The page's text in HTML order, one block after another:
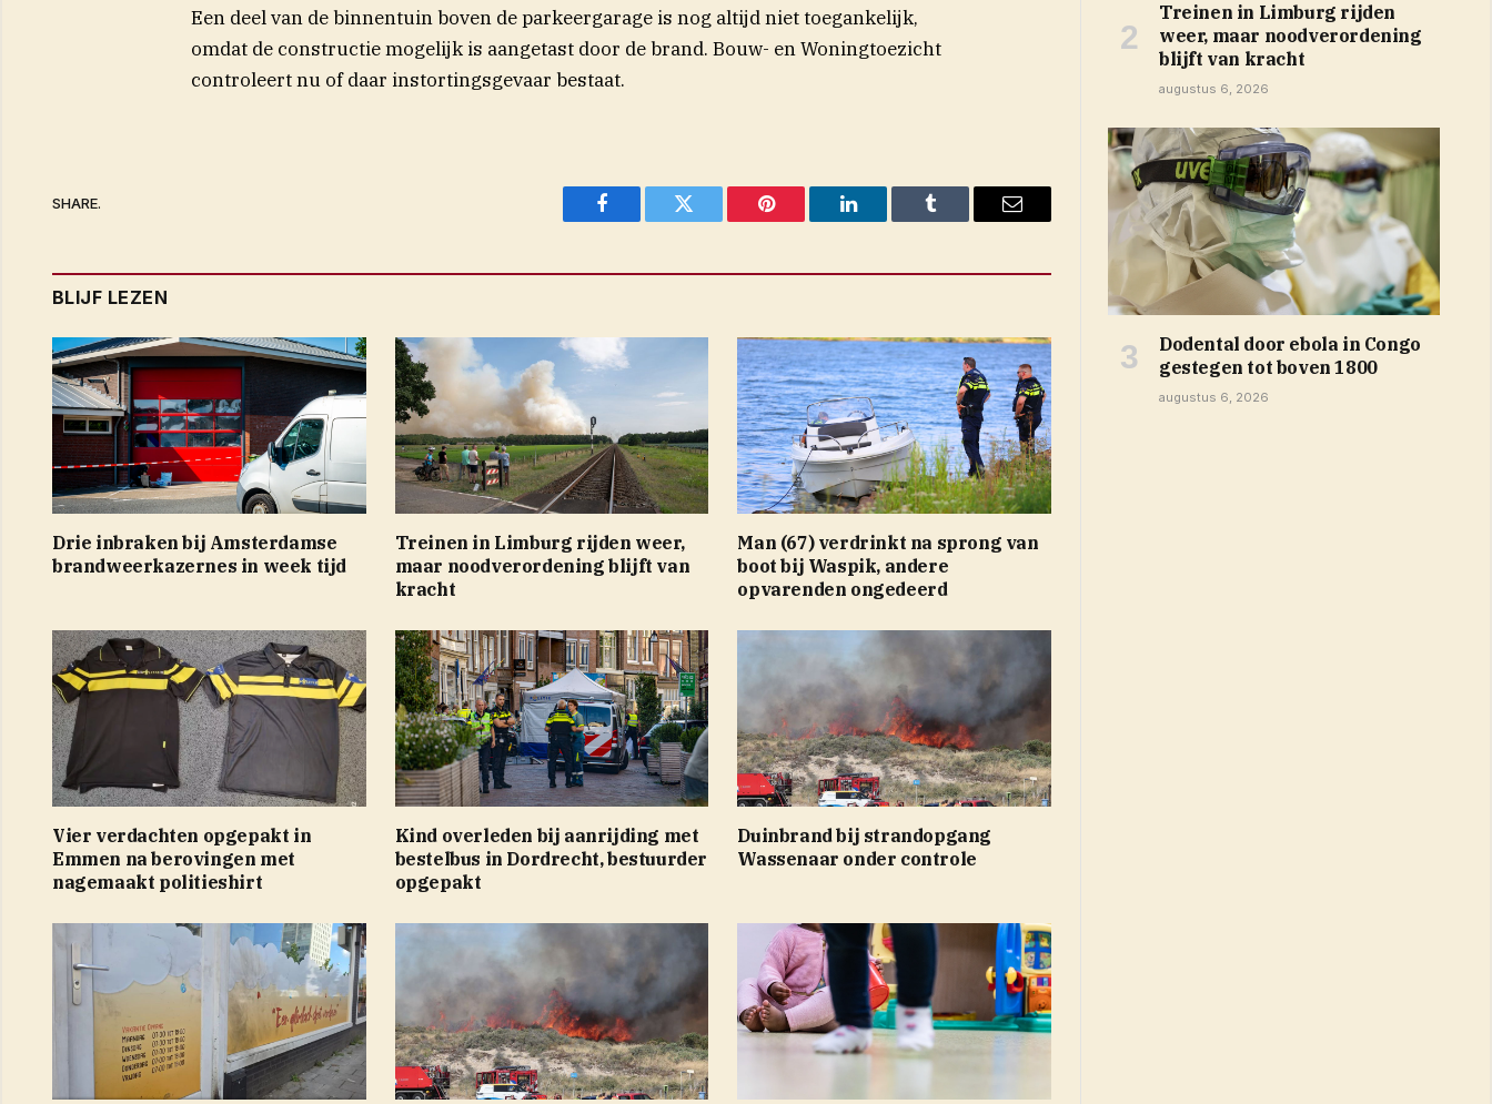
Een deel van de binnentuin boven de parkeergarage is nog altijd niet toegankelijk,
omdat de constructie mogelijk is aangetast door de brand. Bouw- en Woningtoezicht
controleert nu of daar instortingsgevaar bestaat.
SHARE.
Facebook Twitter Pinterest LinkedIn Tumblr Email
BLIJF LEZEN
Drie inbraken bij Amsterdamse
brandweerkazernes in week tijd
Treinen in Limburg rijden weer,
maar noodverordening blijft van
kracht
Man (67) verdrinkt na sprong van
boot bij Waspik, andere
opvarenden ongedeerd
Vier verdachten opgepakt in
Emmen na berovingen met
nagemaakt politieshirt
Kind overleden bij aanrijding met
bestelbus in Dordrecht, bestuurder
opgepakt
Duinbrand bij strandopgang
Wassenaar onder controle
Treinen in Limburg rijden
weer, maar noodverordening
blijft van kracht
augustus 6, 2026
Dodental door ebola in Congo
gestegen tot boven 1800
augustus 6, 2026